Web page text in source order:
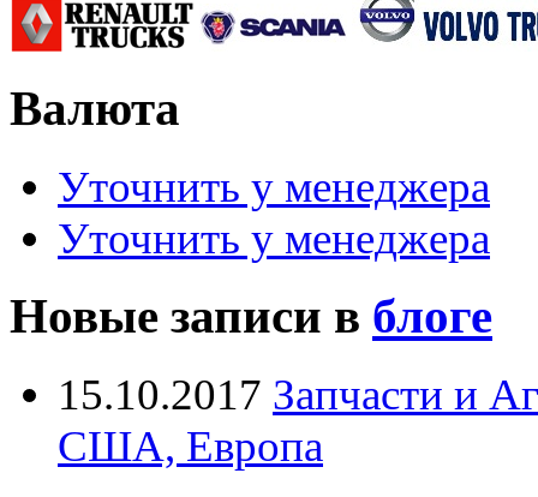
Валюта
Уточнить у менеджера
Уточнить у менеджера
Новые записи в блоге
15.10.2017 Запчасти и
США, Европа